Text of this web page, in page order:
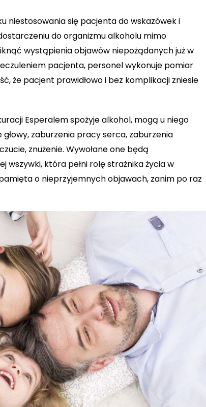
niestosowania się pacjenta do wskazówek i
do organizmu alkoholu mimo
wystąpienia objawów niepożądanych już w
pacjenta, personel wykonuje pomiar
że pacjent prawidłowo i bez komplikacji zniesie
Esperalem spożyje alkohol, mogą u niego
zaburzenia pracy serca, zaburzenia
znużenie. Wywołane one będą
wszywki, która pełni rolę strażnika życia w
o nieprzyjemnych objawach, zanim po raz